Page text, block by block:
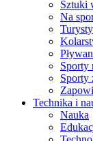
Sztuki
Na
Sporty
Sporty
Technika i
Nauka